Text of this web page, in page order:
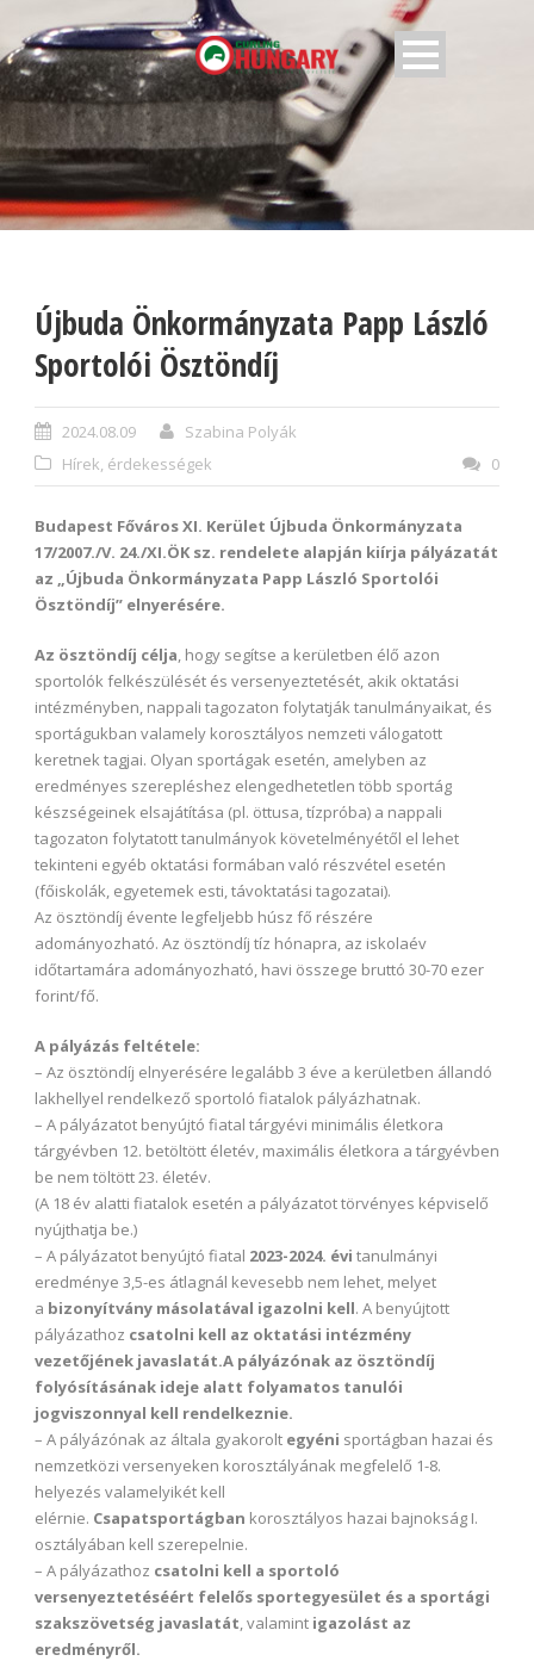
Újbuda Önkormányzata Papp László
Sportolói Ösztöndíj
2024.08.09
Szabina Polyák
Hírek, érdekességek
0
Budapest Főváros XI. Kerület Újbuda Önkormányzata
17/2007./V. 24./XI.ÖK sz. rendelete alapján kiírja pályázatát
az „Újbuda Önkormányzata Papp László Sportolói
Ösztöndíj” elnyerésére.
Az ösztöndíj célja, hogy segítse a kerületben élő azon
sportolók felkészülését és versenyeztetését, akik oktatási
intézményben, nappali tagozaton folytatják tanulmányaikat, és
sportágukban valamely korosztályos nemzeti válogatott
keretnek tagjai. Olyan sportágak esetén, amelyben az
eredményes szerepléshez elengedhetetlen több sportág
készségeinek elsajátítása (pl. öttusa, tízpróba) a nappali
tagozaton folytatott tanulmányok követelményétől el lehet
tekinteni egyéb oktatási formában való részvétel esetén
(főiskolák, egyetemek esti, távoktatási tagozatai).
Az ösztöndíj évente legfeljebb húsz fő részére
adományozható. Az ösztöndíj tíz hónapra, az iskolaév
időtartamára adományozható, havi összege bruttó 30-70 ezer
forint/fő.
A pályázás feltétele:
– Az ösztöndíj elnyerésére legalább 3 éve a kerületben állandó
lakhellyel rendelkező sportoló fiatalok pályázhatnak.
– A pályázatot benyújtó fiatal tárgyévi minimális életkora
tárgyévben 12. betöltött életév, maximális életkora a tárgyévben
be nem töltött 23. életév.
(A 18 év alatti fiatalok esetén a pályázatot törvényes képviselő
nyújthatja be.)
– A pályázatot benyújtó fiatal 2023-2024. évi tanulmányi
eredménye 3,5-es átlagnál kevesebb nem lehet, melyet
a bizonyítvány másolatával igazolni kell. A benyújtott
pályázathoz csatolni kell az oktatási intézmény
vezetőjének javaslatát.A pályázónak az ösztöndíj
folyósításának ideje alatt folyamatos tanulói
jogviszonnyal kell rendelkeznie.
– A pályázónak az általa gyakorolt egyéni sportágban hazai és
nemzetközi versenyeken korosztályának megfelelő 1-8.
helyezés valamelyikét kell
elérnie. Csapatsportágban korosztályos hazai bajnokság I.
osztályában kell szerepelnie.
– A pályázathoz csatolni kell a sportoló
versenyeztetéséért felelős sportegyesület és a sportági
szakszövetség javaslatát, valamint igazolást az
eredményről.